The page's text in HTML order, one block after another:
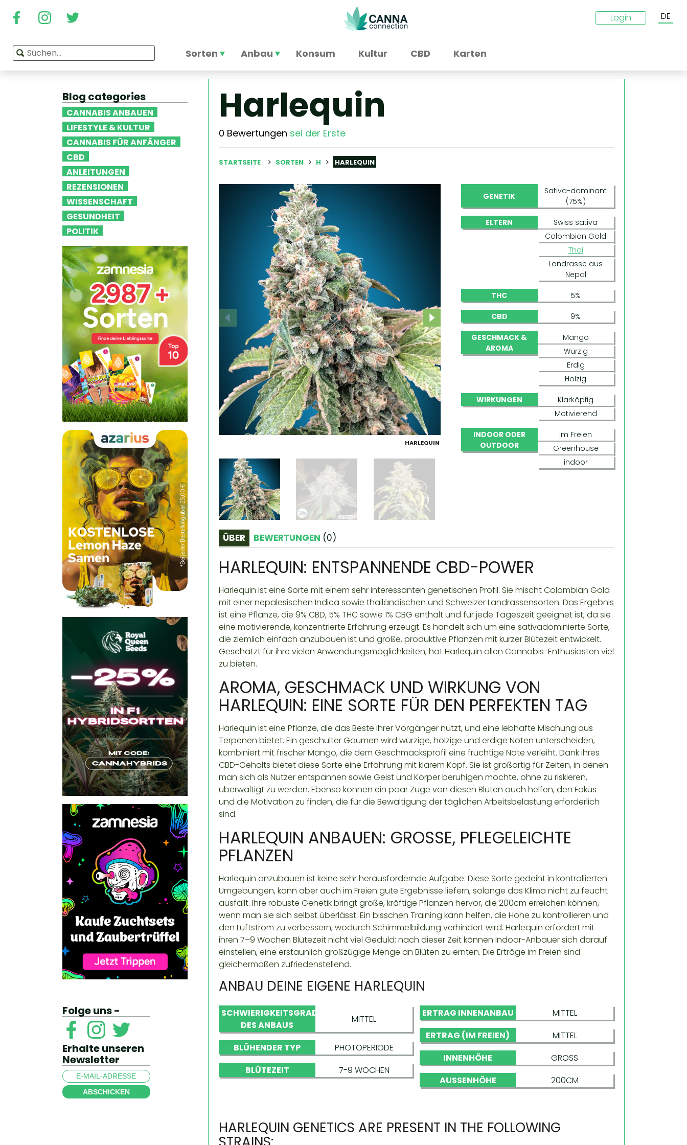
Login DE
Sorten Anbau Konsum Kultur CBD Karten
Blog categories
CANNABIS ANBAUEN
LIFESTYLE & KULTUR
CANNABIS FÜR ANFÄNGER
CBD
ANLEITUNGEN
REZENSIONEN
WISSENSCHAFT
GESUNDHEIT
POLITIK
Folge uns -
Erhalte unseren
Newsletter
ABSCHICKEN
Harlequin
0 Bewertungen sei der Erste
STARTSEITE SORTEN H HARLEQUIN
HARLEQUIN
GENETIK
Sativa-dominant
(75%)
ELTERN
Swiss sativa
Colombian Gold
Thai
Landrasse aus
Nepal
THC 5%
CBD 9%
GESCHMACK &
AROMA
Mango
Würzig
Erdig
Holzig
WIRKUNGEN
Klarköpfig
Motivierend
INDOOR ODER
OUTDOOR
im Freien
Greenhouse
indoor
ÜBER BEWERTUNGEN (0)
HARLEQUIN: ENTSPANNENDE CBD-POWER
Harlequin ist eine Sorte mit einem sehr interessanten genetischen Profil. Sie mischt Colombian Gold
mit einer nepalesischen Indica sowie thailändischen und Schweizer Landrassensorten. Das Ergebnis
ist eine Pflanze, die 9% CBD, 5% THC sowie 1% CBG enthält und für jede Tageszeit geeignet ist, da sie
eine motivierende, konzentrierte Erfahrung erzeugt. Es handelt sich um eine sativadominierte Sorte,
die ziemlich einfach anzubauen ist und große, produktive Pflanzen mit kurzer Blütezeit entwickelt.
Geschätzt für ihre vielen Anwendungsmöglichkeiten, hat Harlequin allen Cannabis-Enthusiasten viel
zu bieten.
AROMA, GESCHMACK UND WIRKUNG VON
HARLEQUIN: EINE SORTE FÜR DEN PERFEKTEN TAG
Harlequin ist eine Pflanze, die das Beste ihrer Vorgänger nutzt, und eine lebhafte Mischung aus
Terpenen bietet. Ein geschulter Gaumen wird würzige, holzige und erdige Noten unterscheiden,
kombiniert mit frischer Mango, die dem Geschmacksprofil eine fruchtige Note verleiht. Dank ihres
CBD-Gehalts bietet diese Sorte eine Erfahrung mit klarem Kopf. Sie ist großartig für Zeiten, in denen
man sich als Nutzer entspannen sowie Geist und Körper beruhigen möchte, ohne zu riskieren,
überwältigt zu werden. Ebenso können ein paar Züge von diesen Blüten auch helfen, den Fokus
und die Motivation zu finden, die für die Bewältigung der täglichen Arbeitsbelastung erforderlich
sind.
HARLEQUIN ANBAUEN: GROSSE, PFLEGELEICHTE P
FLANZEN
Harlequin anzubauen ist keine sehr herausfordernde Aufgabe. Diese Sorte gedeiht in kontrollierten
Umgebungen, kann aber auch im Freien gute Ergebnisse liefern, solange das Klima nicht zu feucht
ausfällt. Ihre robuste Genetik bringt große, kräftige Pflanzen hervor, die 200cm erreichen können,
wenn man sie sich selbst überlässt. Ein bisschen Training kann helfen, die Höhe zu kontrollieren und
den Luftstrom zu verbessern, wodurch Schimmelbildung verhindert wird. Harlequin erfordert mit
ihren 7–9 Wochen Blütezeit nicht viel Geduld; nach dieser Zeit können Indoor-Anbauer sich darauf
einstellen, eine erstaunlich großzügige Menge an Blüten zu ernten. Die Erträge im Freien sind
gleichermaßen zufriedenstellend.
ANBAU DEINE EIGENE HARLEQUIN
SCHWIERIGKEITSGRAD
DES ANBAUS
MITTEL
BLÜHENDER TYP
PHOTOPERIODE
BLÜTEZEIT
7-9 WOCHEN
ERTRAG INNENANBAU
MITTEL
ERTRAG (IM FREIEN)
MITTEL
INNENHÖHE
GROSS
AUSSENHÖHE
200CM
HARLEQUIN GENETICS ARE PRESENT IN THE FOLLOWING